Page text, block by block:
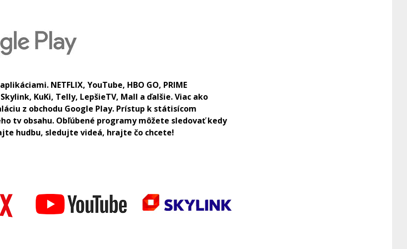
NETFLIX, YouTube, HBO GO, PRIME
KuKi, Telly, LepšieTV, Mall a ďalšie. Viac ako
z obchodu Google Play. Prístup k státisícom
tv obsahu. Obľúbené programy môžete sledovať kedy
hudbu, sledujte videá, hrajte čo chcete!